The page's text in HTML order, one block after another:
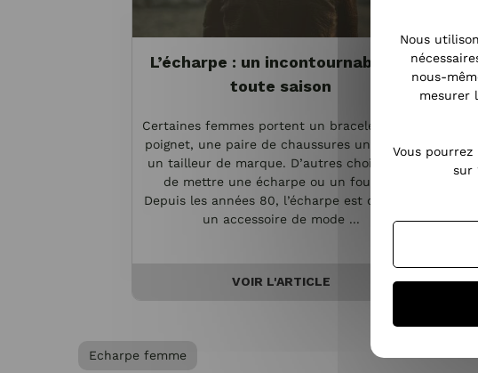
L’écharpe : un incontournable en
toute saison
Certaines femmes portent un bracelet à leur
poignet, une paire de chaussures unique ou
un tailleur de marque. D’autres choisissent
de mettre une écharpe ou un foulard.
Depuis les années 80, l’écharpe est devenue
un accessoire de mode ...
VOIR L'ARTICLE
Echarpe femme
Nous
nous-
mesurer
Vous
sur